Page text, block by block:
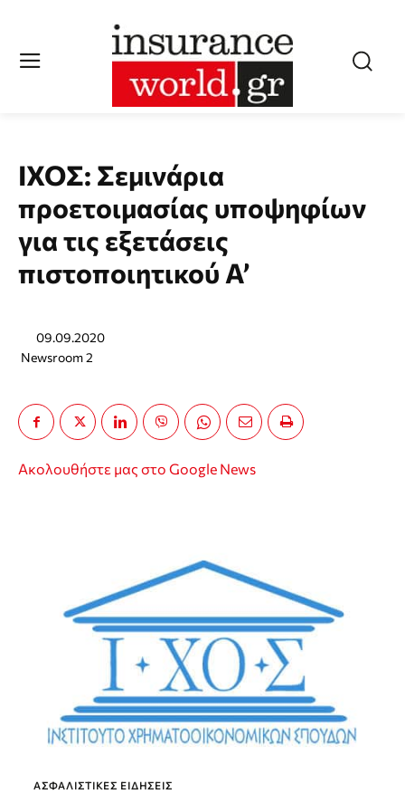
IXOΣ: Σεμινάρια
προετοιμασίας υποψηφίων
για τις εξετάσεις
πιστοποιητικού Α’
09.09.2020
Newsroom 2
Ακολουθήστε μας στο Google News
ΑΣΦΑΛΙΣΤΙΚΕΣ ΕΙΔΗΣΕΙΣ